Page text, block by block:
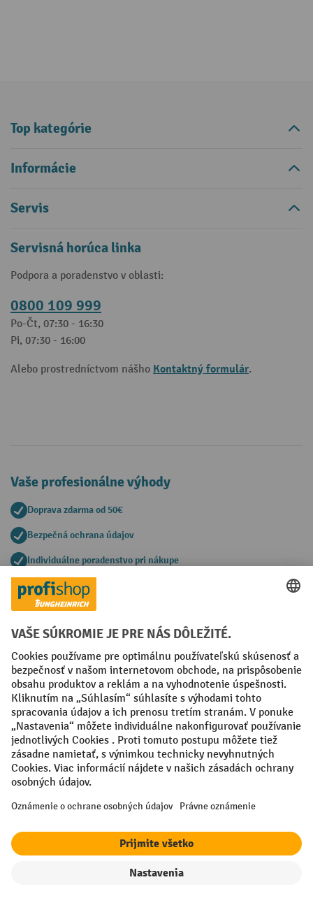
Top kategórie
Informácie
Servis
Servisná horúca linka
Podpora a poradenstvo v oblasti:
0800 109 999
Po-Čt, 07:30 - 16:30
Pi, 07:30 - 16:00
Alebo prostredníctvom nášho Kontaktný formulár.
Vaše profesionálne výhody
Doprava zdarma od 50€
Bezpečná ochrana údajov
Individuálne poradenstvo pri nákupe
Spôsoby platby
Faktúra Predplatba
Sociálne siete
Facebook
YouTube
LinkedIn
Nastavenia ochrany osobných údajov
All prices excl. VAT plus shipping costsand possible delivery charges,
if not stated otherwise.